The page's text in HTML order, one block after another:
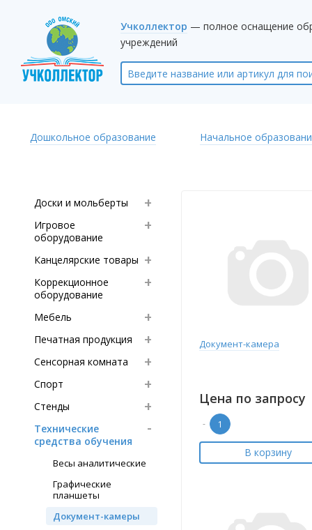
Учколлектор — полное оснащение
учреждений
Дошкольное образование Начальное
Доски и мольберты
Игровое
оборудование
Канцелярские товары
Коррекционное
оборудование
Мебель
Печатная продукция
Сенсорная комната
Спорт
Стенды
Технические
средства обучения
Весы аналитические
Графические
планшеты
Документ-камеры
Документ-камера
Цена по запросу
-
В корзину